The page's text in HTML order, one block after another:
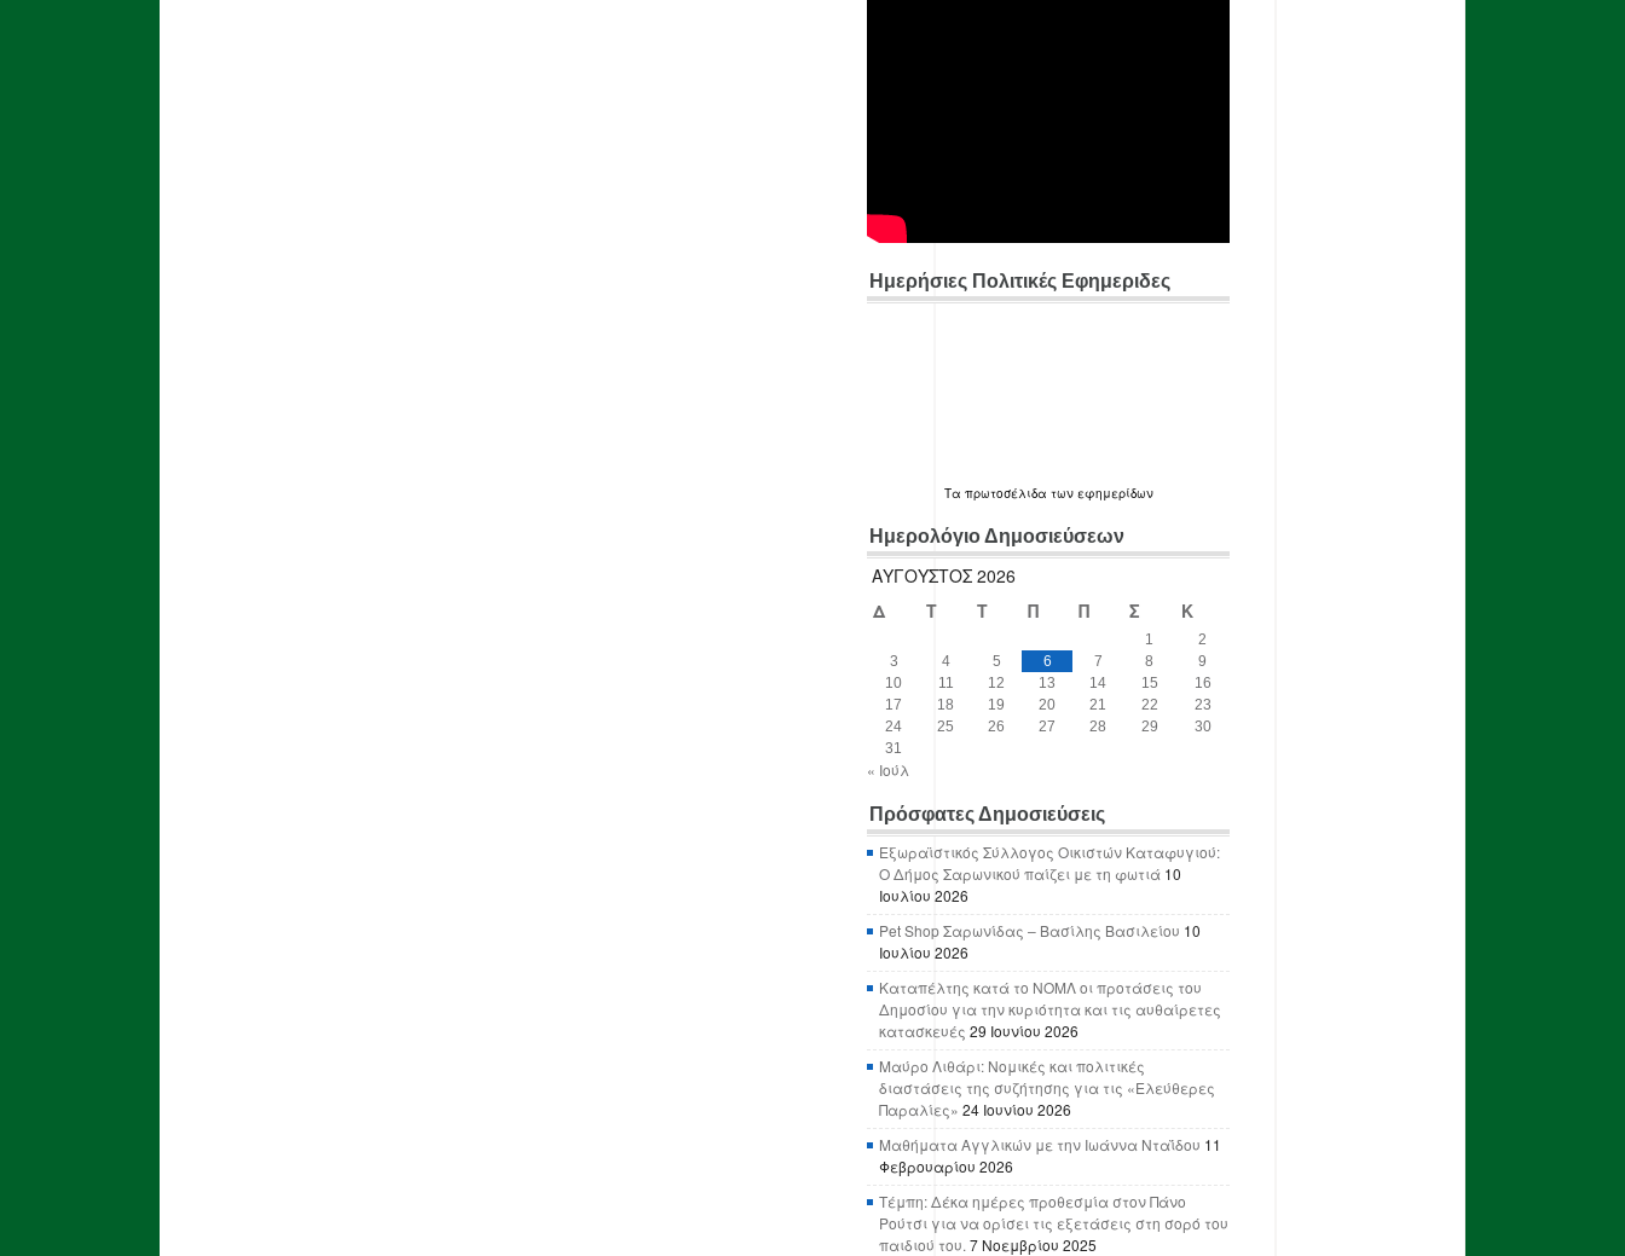
Ημερήσιες Πολιτικές Εφημεριδες
Τα πρωτοσέλιδα των εφημερίδων
Ημερολόγιο Δημοσιεύσεων
ΑΎΓΟΥΣΤΟΣ 2026
Δ
Τ Τ Π Π Σ Κ
1
2
3
4 5 6 7 8
9
10
11 12 13 14 15
16
17
18 19 20 21 22
23
24
25 26 27 28 29
30
31
« Ιούλ
Πρόσφατες Δημοσιεύσεις
Εξωραϊστικός Σύλλογος Οικιστών Καταφυγιού:
Ο Δήμος Σαρωνικού παίζει με τη φωτιά 10
Ιουλίου 2026
Pet Shop Σαρωνίδας – Βασίλης Βασιλείου 10
Ιουλίου 2026
Καταπέλτης κατά το ΝΟΜΛ οι προτάσεις του
Δημοσίου για την κυριότητα και τις αυθαίρετες
κατασκευές 29 Ιουνίου 2026
Μαύρο Λιθάρι: Νομικές και πολιτικές
διαστάσεις της συζήτησης για τις «Ελεύθερες
Παραλίες» 24 Ιουνίου 2026
Μαθήματα Αγγλικών με την Ιωάννα Νταΐδου 11
Φεβρουαρίου 2026
Τέμπη: Δέκα ημέρες προθεσμία στον Πάνο
Ρούτσι για να ορίσει τις εξετάσεις στη σορό του
παιδιού του. 7 Νοεμβρίου 2025